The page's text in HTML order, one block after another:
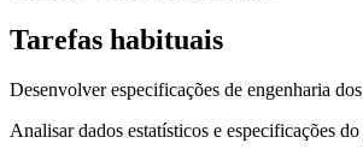
Tarefas habituais
Desenvolver especificações de engenharia
Analisar dados estatísticos e especificações